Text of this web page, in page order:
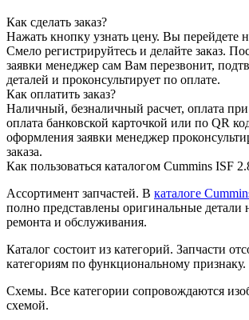
Как сделать заказ?
Нажать кнопку узнать цену. Вы перейдете
Смело регистрируйтесь и делайте заказ.
заявки менеджер сам Вам перезвонит,
деталей и проконсультирует по оплате.
Как оплатить заказ?
Наличный, безналичный расчет, оплата при
оплата банковской карточкой или по QR
оформления заявки менеджер
заказа.
Как пользоваться каталогом Cummins ISF
Ассортимент запчастей. В каталоге
полно представлены оригинальные детали
ремонта и обслуживания.
Каталог состоит из категорий. Запчасти
категориям по функциональному признаку.
Схемы. Все категории сопровождаются
схемой.